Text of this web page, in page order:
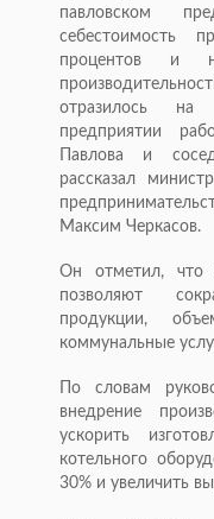
павловском
себестоимость
процентов и
отразилось на
предприятии
Павлова и
рассказал
Максим Черкасов.
Он отметил, что
позволяют
продукции,
коммунальные
По словам
внедрение
ускорить
котельного
30% и увеличить